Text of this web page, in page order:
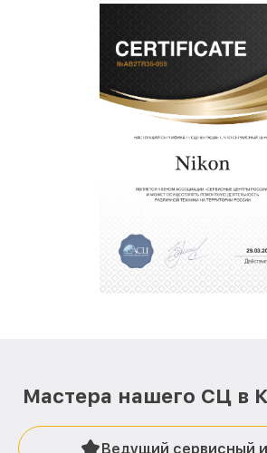
Мастера нашего СЦ в
Ведущий сервисный